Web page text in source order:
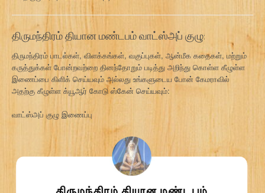
திருமந்திரம் தியான மண்டபம் வாட்ஸ்அப் குழு:
திருமந்திரம் பாடல்கள், விளக்கங்கள், வகுப்புகள், ஆன்மீக கதைகள், மற்றும்
கருத்துக்கள் போன்றவற்றை தினந்தோறும் படித்து அறிந்து கொள்ள கீழுள்ள
இணைப்பை கிளிக் செய்யவும் அல்லது உங்களுடைய போன் கேமராவில்
அதற்கு கீழுள்ள க்யூஆர் கோடு ஸ்கேன் செய்யவும்:
வாட்ஸ்அப் குழு இணைப்பு